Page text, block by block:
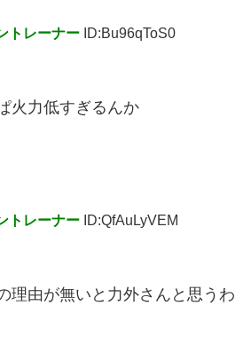
トレーナー ID:Bu96qToS0
火力低すぎるんか
トレーナー ID:QfAuLyVEM
理由が無いと力外さんと思うわ